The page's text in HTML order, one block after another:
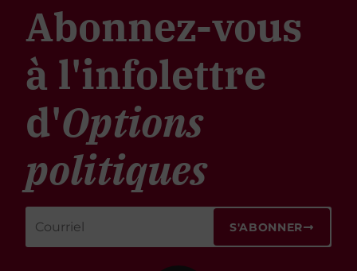
Abonnez-vous
à l'infolettre
d'Options
politiques
S'ABONNER